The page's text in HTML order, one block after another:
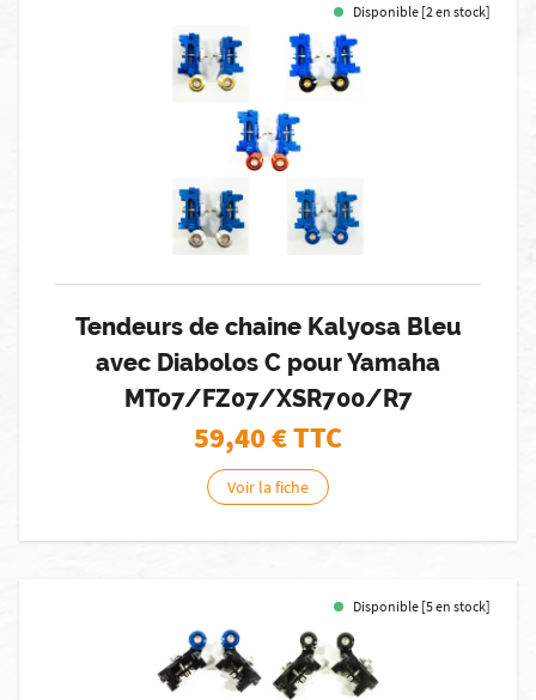
Disponible [2 en stock]
Tendeurs de chaine Kalyosa Bleu
avec Diabolos C pour Yamaha
MT07/FZ07/XSR700/R7
59,40€ TTC
Voir la fiche
Disponible [5 en stock]